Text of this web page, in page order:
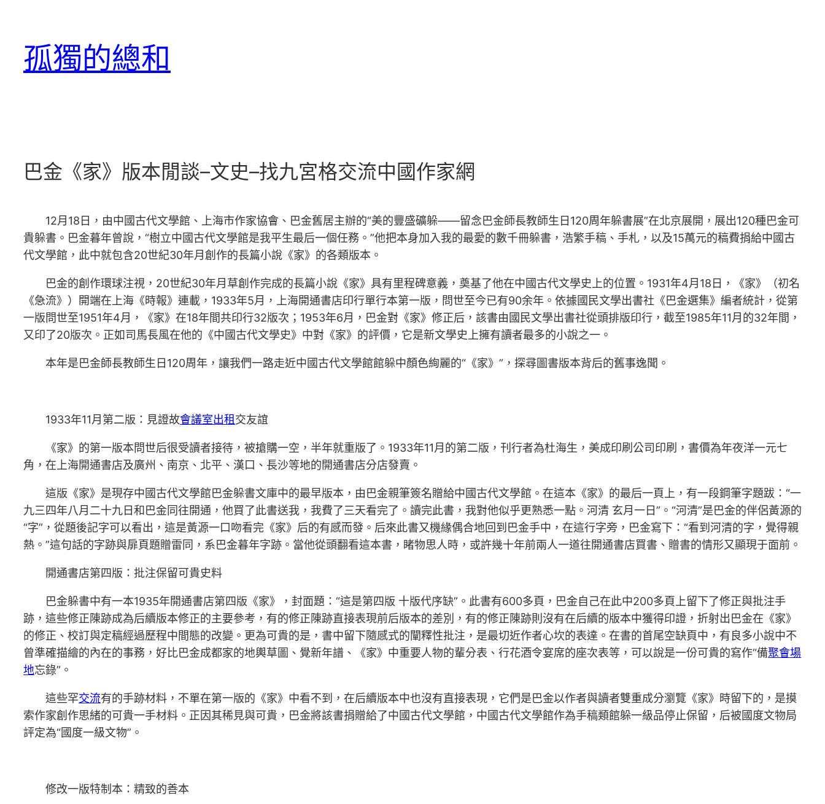
孤獨的總和
巴金《家》版本閒談–文史–找九宮格交流中國作家網
12月18日，由中國古代文學館、上海市作家協會、巴金舊居主辦的“美的豐盛礦躲——留念巴金師長教師生日120周年躲書展”在北京展開，展出120種巴金可
貴躲書。巴金暮年曾說，“樹立中國古代文學館是我平生最后一個任務。”他把本身加入我的最愛的數千冊躲書，浩繁手稿、手札，以及15萬元的稿費捐給中國古
代文學館，此中就包含20世紀30年月創作的長篇小說《家》的各類版本。
巴金的創作環球注視，20世紀30年月草創作完成的長篇小說《家》具有里程碑意義，奠基了他在中國古代文學史上的位置。1931年4月18日，《家》（初名
《急流》）開端在上海《時報》連載，1933年5月，上海開通書店印行單行本第一版，問世至今已有90余年。依據國民文學出書社《巴金選集》編者統計，從第
一版問世至1951年4月，《家》在18年間共印行32版次；1953年6月，巴金對《家》修正后，該書由國民文學出書社從頭排版印行，截至1985年11月的32年間，
又印了20版次。正如司馬長風在他的《中國古代文學史》中對《家》的評價，它是新文學史上擁有讀者最多的小說之一。
本年是巴金師長教師生日120周年，讓我們一路走近中國古代文學館館躲中顏色絢麗的“《家》”，探尋圖書版本背后的舊事逸聞。
1933年11月第二版：見證故會議室出租交友誼
《家》的第一版本問世后很受讀者接待，被搶購一空，半年就重版了。1933年11月的第二版，刊行者為杜海生，美成印刷公司印刷，書價為年夜洋一元七
角，在上海開通書店及廣州、南京、北平、漢口、長沙等地的開通書店分店發賣。
這版《家》是現存中國古代文學館巴金躲書文庫中的最早版本，由巴金親筆簽名贈給中國古代文學館。在這本《家》的最后一頁上，有一段鋼筆字題跋：“一
九三四年八月二十九日和巴金同往開通，他買了此書送我，我費了三天看完了。讀完此書，我對他似乎更熟悉一點。河清 玄月一日”。“河清”是巴金的伴侶黃源的
“字”，從題後記字可以看出，這是黃源一口吻看完《家》后的有感而發。后來此書又機緣偶合地回到巴金手中，在這行字旁，巴金寫下：“看到河清的字，覺得親
熱。”這句話的字跡與扉頁題贈雷同，系巴金暮年字跡。當他從頭翻看這本書，睹物思人時，或許幾十年前兩人一道往開通書店買書、贈書的情形又顯現于面前。
開通書店第四版：批注保留可貴史料
巴金躲書中有一本1935年開通書店第四版《家》，封面題：“這是第四版 十版代序缺”。此書有600多頁，巴金自己在此中200多頁上留下了修正與批注手
跡，這些修正陳跡成為后續版本修正的主要參考，有的修正陳跡直接表現前后版本的差別，有的修正陳跡則沒有在后續的版本中獲得印證，折射出巴金在《家》
的修正、校訂與定稿經過歷程中間態的改變。更為可貴的是，書中留下隨感式的闡釋性批注，是最切近作者心坎的表達。在書的首尾空缺頁中，有良多小說中不
曾準確描繪的內在的事務，好比巴金成都家的地輿草圖、覺新年譜、《家》中重要人物的輩分表、行花酒令宴席的座次表等，可以說是一份可貴的寫作“備聚會場
地忘錄”。
這些罕交流有的手跡材料，不單在第一版的《家》中看不到，在后續版本中也沒有直接表現，它們是巴金以作者與讀者雙重成分瀏覽《家》時留下的，是摸
索作家創作思緒的可貴一手材料。正因其稀見與可貴，巴金將該書捐贈給了中國古代文學館，中國古代文學館作為手稿類館躲一級品停止保留，后被國度文物局
評定為“國度一級文物”。
修改一版特制本：精致的善本